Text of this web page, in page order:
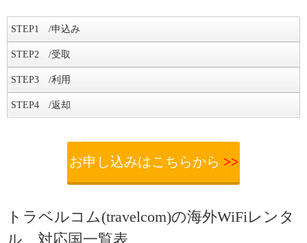
STEP1 /申込み
お申し込み
トラベルコム(travelcom)は、公式サイトもしくは電話にてお申込みが出来
る。公式サイトからお申込みの場合は
必要。それ以降のお申込みは電話にて受け付けている。
※ボタンクリック後、遷移した公式サイトでお申込みで、
STEP2 /受取
WiFiルーターの受け取り
トラベルコム(travelcom)に申し込むと、出発の2日前に宅配される。宅配
料は無料で簡単だ。
STEP3 /利用
現地での利用
WiFiルーターの電源を入れ、パスワードを入力するとインターネットが
WiFi接続以外の通信はしない設定をしておくことが必要。
STEP4 /返却
WiFi機器は、帰国日の翌日までの消印で郵送にて返却をする必要があ
り、以降は1日1000円の延滞金が発生する。帰国したら忘れずに返却する
お申し込みはこちらから >>
トラベルコム(travelcom)の海外WiFiレンタ
ル 対応国一覧表